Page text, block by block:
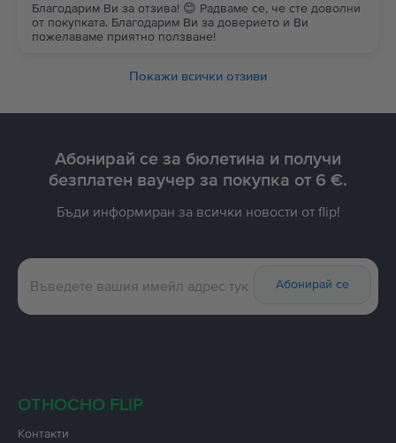
Благодарим Ви за отзива! 😊 Радваме се, че сте доволни
от покупката. Благодарим Ви за доверието и Ви
пожелаваме приятно ползване!
Покажи всички отзиви
Абонирай се за бюлетина и получи
безплатен ваучер за покупка от 6 €.
Бъди информиран за всички новости от flip!
Абонирай се
ОТНОСНО FLIP
Контакти